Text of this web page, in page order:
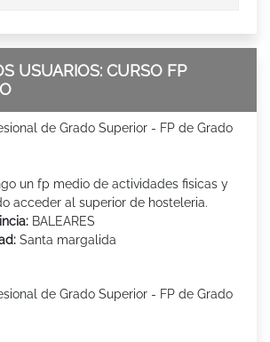
USUARIOS: CURSO FP
de Grado Superior - FP de Grado
un fp medio de actividades fisicas y
acceder al superior de hosteleria.
BALEARES
Santa margalida
de Grado Superior - FP de Grado